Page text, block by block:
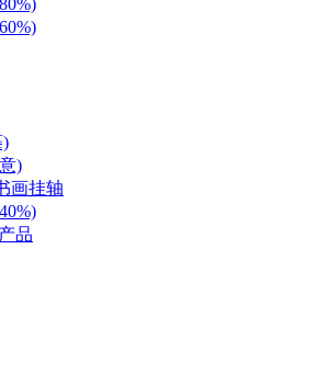
)
)
画挂轴
品